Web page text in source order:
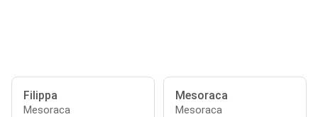
Filippa
Mesoraca
Mesoraca
Mesoraca